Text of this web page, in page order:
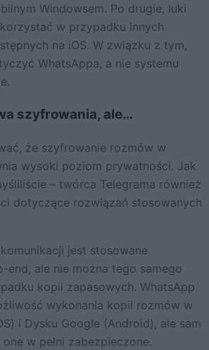
Windowsem. Po drugie, luki
w przypadku innych
na iOS. W związku z tym,
WhatsAppa, a nie systemu
szyfrowania, ale…
że szyfrowanie rozmów w
wysoki poziom prywatności. Jak
– twórca Telegrama również
dotyczące rozwiązań stosowanych
jest stosowane
end, ale nie można tego samego
kopii zapasowych. WhatsApp
wykonania kopii rozmów w
i Dysku Google (Android), ale sam
w pełni zabezpieczone.